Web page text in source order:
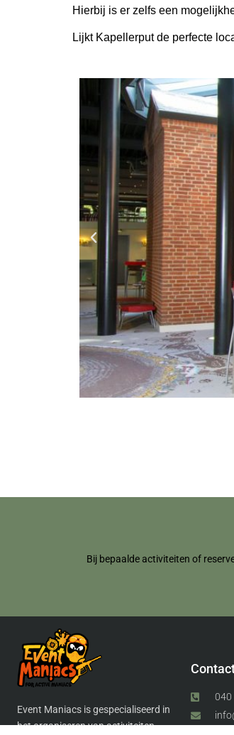
Hierbij is er zelfs een
Lijkt Kapellerput de perfecte
Bij bepaalde activiteiten of
Event Maniacs is gespecialiseerd in
het organiseren van activiteiten,
040